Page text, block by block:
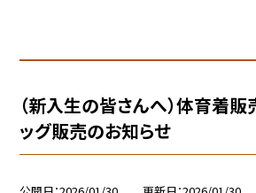
（新入生の皆さんへ）体育着
ッグ販売のお知らせ